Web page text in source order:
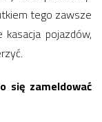
tego zawsze
pojazdów,
się zameldować